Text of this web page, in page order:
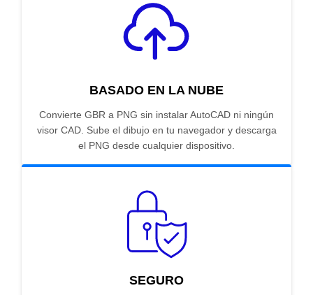
BASADO EN LA NUBE
Convierte GBR a PNG sin instalar AutoCAD ni ningún
visor CAD. Sube el dibujo en tu navegador y descarga
el PNG desde cualquier dispositivo.
SEGURO